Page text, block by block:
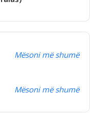
Mësoni më shumë
Mësoni më shumë